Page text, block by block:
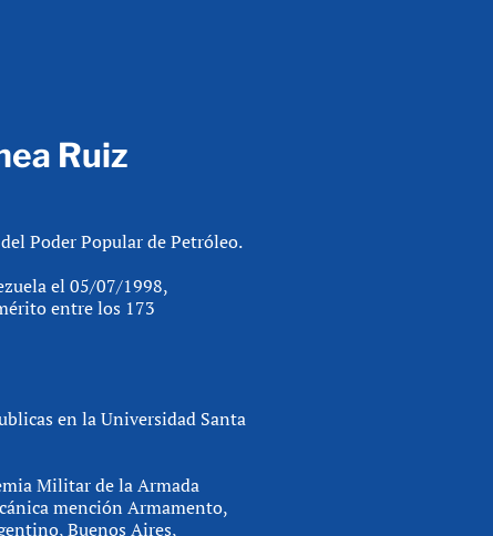
Ruiz
Poder Popular de Petróleo.
el 05/07/1998,
entre los 173
en la Universidad Santa
Militar de la Armada
mención Armamento,
Buenos Aires,